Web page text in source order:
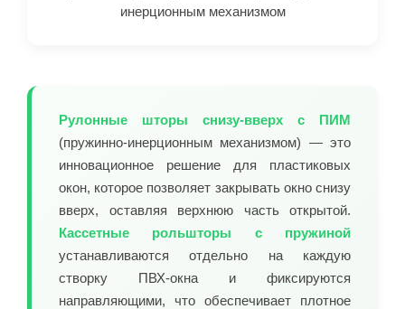
инерционным механизмом
Рулонные шторы снизу-вверх с ПИМ
(пружинно-инерционным механизмом) — это
инновационное решение для пластиковых
окон, которое позволяет закрывать окно снизу
вверх, оставляя верхнюю часть открытой.
Кассетные рольшторы с пружиной
устанавливаются отдельно на каждую
створку ПВХ-окна и фиксируются
направляющими, что обеспечивает плотное